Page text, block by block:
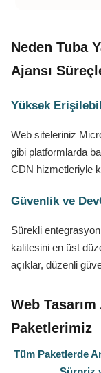
Neden Tuba
Ajansı
Yüksek
Web siteleriniz
gibi platformlarda
CDN hizmetleriyle
Güvenlik ve
Sürekli
kalitesini en üst
açıklar, düzenli
Web
Paketlerimiz
Tüm Paketlerde